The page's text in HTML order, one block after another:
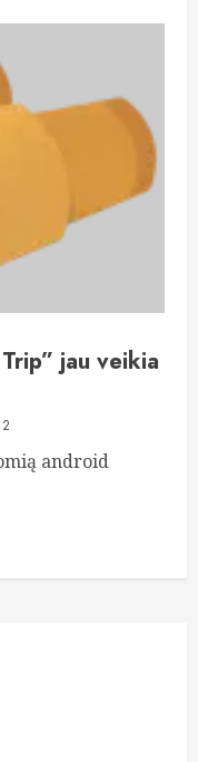
jau veikia
2
android